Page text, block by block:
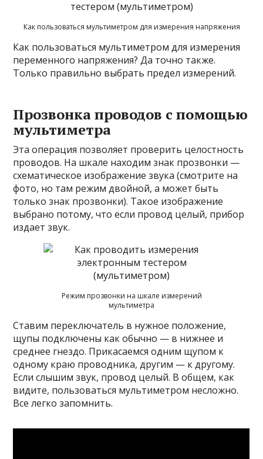
Как пользоваться мультиметром для измерения напряжения
Как пользоваться мультиметром для измерения
переменного напряжения? Да точно также.
Только правильно выбрать предел измерений.
Прозвонка проводов с помощью
мультиметра
Эта операция позволяет проверить целостность
проводов. На шкале находим знак прозвонки —
схематическое изображение звука (смотрите на
фото, но там режим двойной, а может быть
только знак прозвонки). Такое изображение
выбрано потому, что если провод целый, прибор
издает звук.
Режим прозвонки на шкале измерений
мультиметра
Ставим переключатель в нужное положение,
щупы подключены как обычно — в нижнее и
среднее гнездо. Прикасаемся одним щупом к
одному краю проводника, другим — к другому.
Если слышим звук, провод целый. В общем, как
видите, пользоваться мультиметром несложно.
Все легко запомнить.